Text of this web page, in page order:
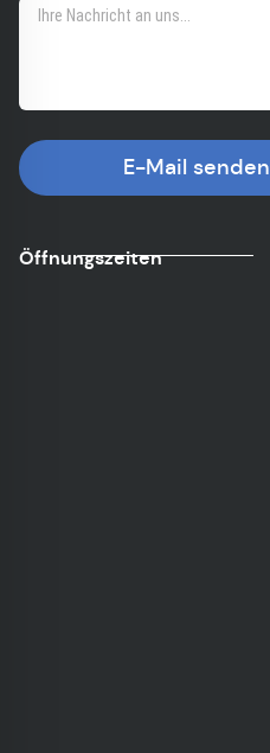
E-Mail senden
Öffnungszeiten